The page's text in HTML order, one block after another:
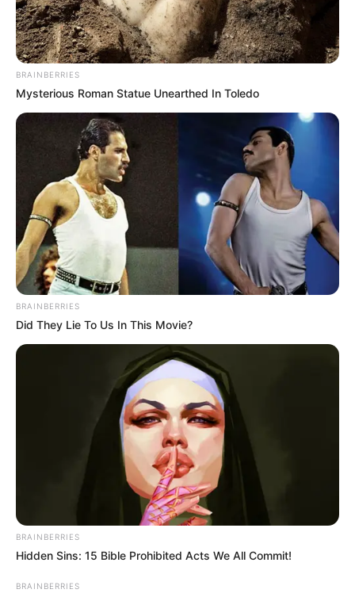
BRAINBERRIES
Mysterious Roman Statue Unearthed In Toledo
BRAINBERRIES
Did They Lie To Us In This Movie?
BRAINBERRIES
Hidden Sins: 15 Bible Prohibited Acts We All Commit!
BRAINBERRIES